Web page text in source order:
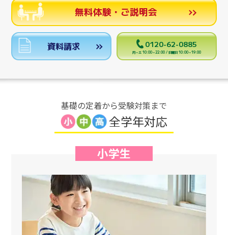
無料体験・ご説明会
資料請求 0120-62-0885
月～土 10:00～22:00 / 日曜日 10:00～19:00
基礎の定着から受験対策まで
全学年対応
小学生